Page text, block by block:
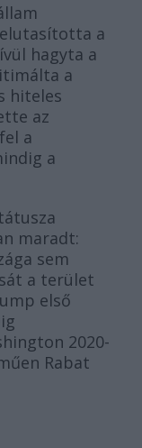
a
hagyta a
a
hiteles
az
a
a
maradt:
sem
a terület
első
2020-
Rabat